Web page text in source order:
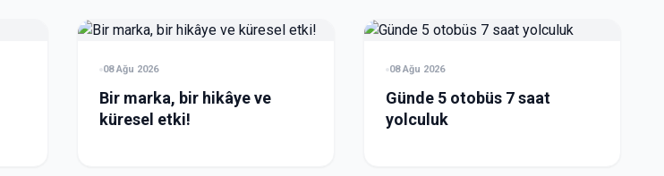
08 Ağu 2026
Bir marka, bir hikâye ve
küresel etki!
08 Ağu 2026
Günde 5 otobüs 7 saat
yolculuk